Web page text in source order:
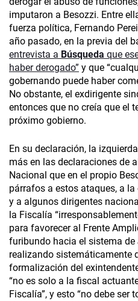
imputaron a Besozzi. Entre
fuerza política, Fernando
año pasado, en la previa del
entrevista a Búsqueda que
haber derogado” y que
gobernando puede haber
No obstante, el exdirigente
entonces que no creía que el
próximo gobierno.
En su declaración, la
más en las declaraciones de
Nacional que en el propio
párrafos a estos ataques, a
y a algunos dirigentes
la Fiscalía
para favorecer al Frente
furibundo hacia el sistema
realizando sistemáticamente
formalización del
“no es solo a la fiscal
Fiscalía”, y esto “no debe ser